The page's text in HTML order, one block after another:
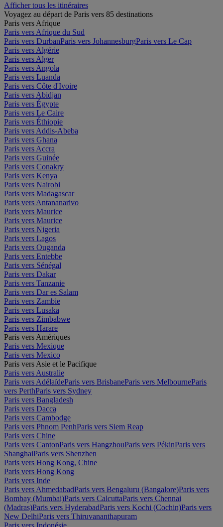
Afficher tous les itinéraires
Voyagez au départ de Paris vers 85 destinations
Paris vers Afrique
Paris vers Afrique du Sud
Paris vers DurbanParis vers JohannesburgParis vers Le Cap
Paris vers Algérie
Paris vers Alger
Paris vers Angola
Paris vers Luanda
Paris vers Côte d'Ivoire
Paris vers Abidjan
Paris vers Égypte
Paris vers Le Caire
Paris vers Éthiopie
Paris vers Addis-Abeba
Paris vers Ghana
Paris vers Accra
Paris vers Guinée
Paris vers Conakry
Paris vers Kenya
Paris vers Nairobi
Paris vers Madagascar
Paris vers Antananarivo
Paris vers Maurice
Paris vers Maurice
Paris vers Nigeria
Paris vers Lagos
Paris vers Ouganda
Paris vers Entebbe
Paris vers Sénégal
Paris vers Dakar
Paris vers Tanzanie
Paris vers Dar es Salam
Paris vers Zambie
Paris vers Lusaka
Paris vers Zimbabwe
Paris vers Harare
Paris vers Amériques
Paris vers Mexique
Paris vers Mexico
Paris vers Asie et le Pacifique
Paris vers Australie
Paris vers AdélaïdeParis vers BrisbaneParis vers MelbourneParis
vers PerthParis vers Sydney
Paris vers Bangladesh
Paris vers Dacca
Paris vers Cambodge
Paris vers Phnom PenhParis vers Siem Reap
Paris vers Chine
Paris vers CantonParis vers HangzhouParis vers PékinParis vers
ShanghaiParis vers Shenzhen
Paris vers Hong Kong, Chine
Paris vers Hong Kong
Paris vers Inde
Paris vers AhmedabadParis vers Bengaluru (Bangalore)Paris vers
Bombay (Mumbai)Paris vers CalcuttaParis vers Chennai
(Madras)Paris vers HyderabadParis vers Kochi (Cochin)Paris vers
New DelhiParis vers Thiruvananthapuram
Paris vers Indonésie